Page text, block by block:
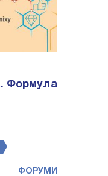
Формула
ФОРУМИ